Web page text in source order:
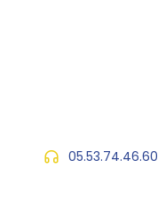
05.53.74.46.60